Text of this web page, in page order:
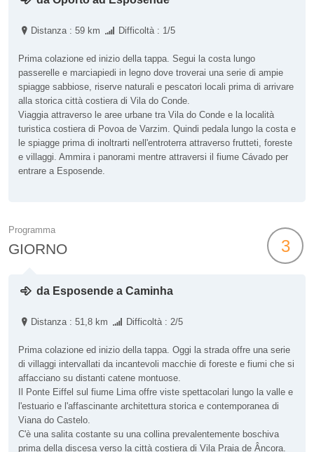
Distanza : 59 km Difficoltà : 1/5
Prima colazione ed inizio della tappa. Segui la costa lungo
passerelle e marciapiedi in legno dove troverai una serie di ampie
spiagge sabbiose, riserve naturali e pescatori locali prima di arrivare
alla storica città costiera di Vila do Conde.
Viaggia attraverso le aree urbane tra Vila do Conde e la località
turistica costiera di Povoa de Varzim. Quindi pedala lungo la costa e
le spiagge prima di inoltrarti nell'entroterra attraverso frutteti, foreste
e villaggi. Ammira i panorami mentre attraversi il fiume Cávado per
entrare a Esposende.
Programma
GIORNO 3
da Esposende a Caminha
Distanza : 51,8 km Difficoltà : 2/5
Prima colazione ed inizio della tappa. Oggi la strada offre una serie
di villaggi intervallati da incantevoli macchie di foreste e fiumi che si
affacciano su distanti catene montuose.
Il Ponte Eiffel sul fiume Lima offre viste spettacolari lungo la valle e
l'estuario e l'affascinante architettura storica e contemporanea di
Viana do Castelo.
C'è una salita costante su una collina prevalentemente boschiva
prima della discesa verso la città costiera di Vila Praia de Âncora.